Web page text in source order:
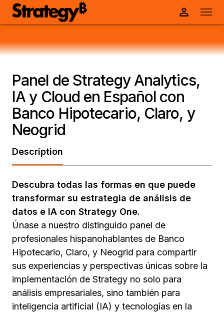
Panel de Strategy Analytics,
IA y Cloud en Español con
Banco Hipotecario, Claro, y
Neogrid
Description
Descubra todas las formas en que puede
transformar su estrategia de análisis de
datos e IA con Strategy One.
Únase a nuestro distinguido panel de
profesionales hispanohablantes de Banco
Hipotecario, Claro, y Neogrid para compartir
sus experiencias y perspectivas únicas sobre la
implementación de Strategy no solo para
análisis empresariales, sino también para
inteligencia artificial (IA) y tecnologías en la